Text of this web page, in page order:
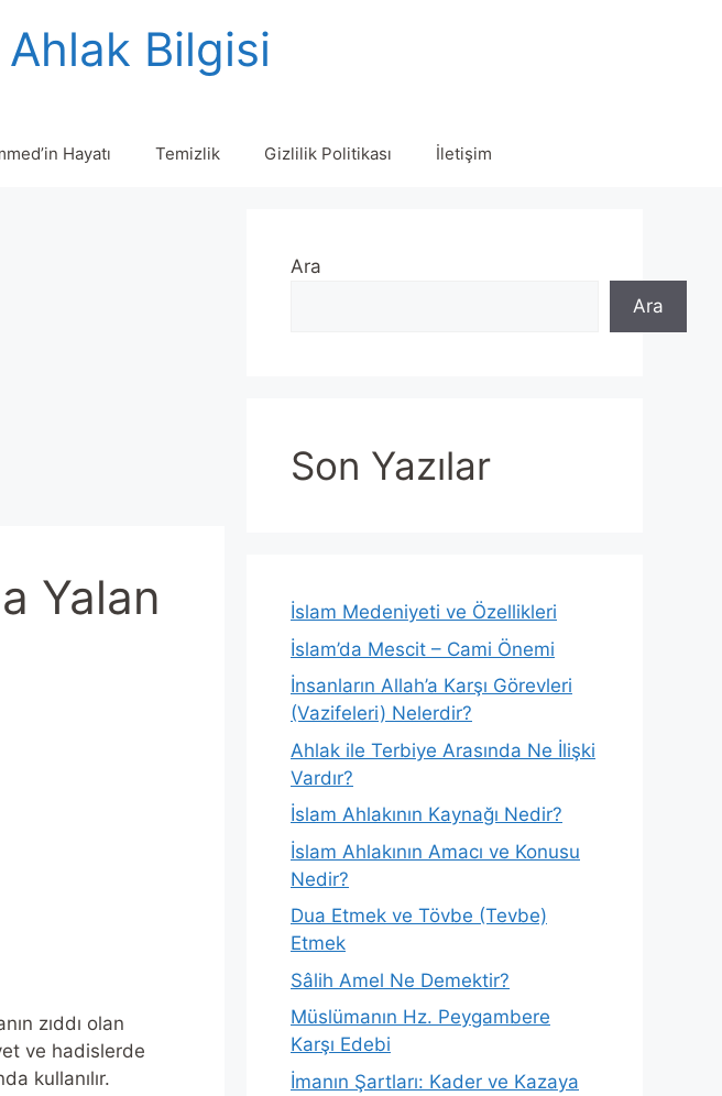
Bilgisi
Hayatı Temizlik Gizlilik Politikası İletişim
Yalan
zıddı olan
ve hadislerde
kullanılır.
Ara
Ara
Son Yazılar
İslam Medeniyeti ve Özellikleri
İslam’da Mescit – Cami Önemi
İnsanların Allah’a Karşı Görevleri
(Vazifeleri) Nelerdir?
Ahlak ile Terbiye Arasında Ne İlişki
Vardır?
İslam Ahlakının Kaynağı Nedir?
İslam Ahlakının Amacı ve Konusu
Nedir?
Dua Etmek ve Tövbe (Tevbe)
Etmek
Sâlih Amel Ne Demektir?
Müslümanın Hz. Peygambere
Karşı Edebi
İmanın Şartları: Kader ve Kazaya